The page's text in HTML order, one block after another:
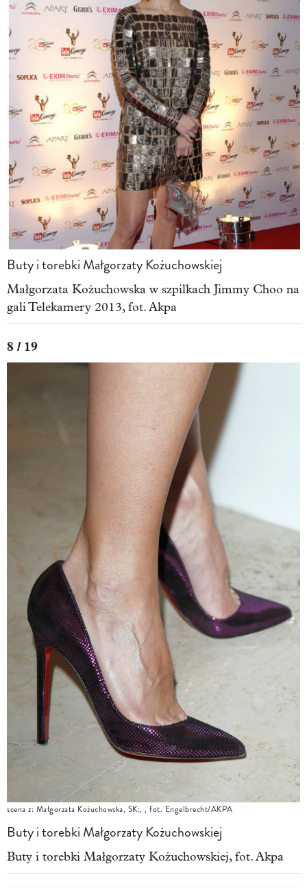
Buty i torebki Małgorzaty Kożuchowskiej
Małgorzata Kożuchowska w szpilkach Jimmy Choo na
gali Telekamery 2013, fot. Akpa
8 / 19
scena z: Małgorzata Kożuchowska, SK:, , fot. Engelbrecht/AKPA
Buty i torebki Małgorzaty Kożuchowskiej
Buty i torebki Małgorzaty Kożuchowskiej, fot. Akpa